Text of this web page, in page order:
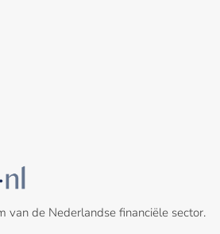
van de Nederlandse financiële sector.